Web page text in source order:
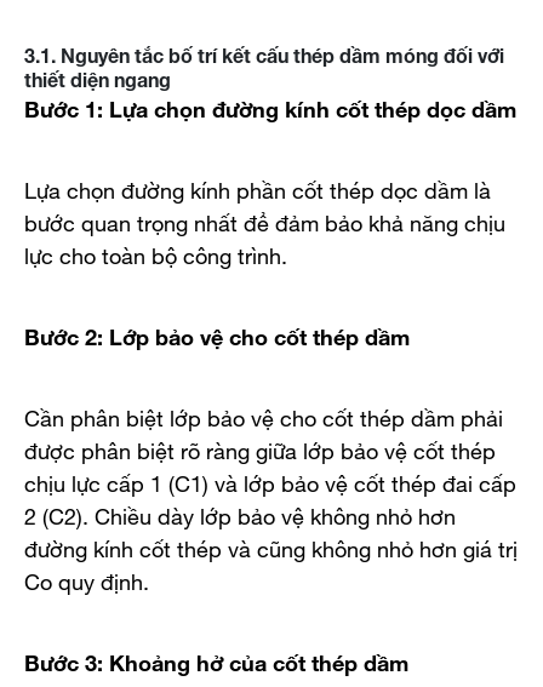
3.1. Nguyên tắc bố trí kết cấu thép dầm móng đối với
thiết diện ngang
Bước 1: Lựa chọn đường kính cốt thép dọc dầm
Lựa chọn đường kính phần cốt thép dọc dầm là
bước quan trọng nhất để đảm bảo khả năng chịu
lực cho toàn bộ công trình.
Bước 2: Lớp bảo vệ cho cốt thép dầm
Cần phân biệt lớp bảo vệ cho cốt thép dầm phải
được phân biệt rõ ràng giữa lớp bảo vệ cốt thép
chịu lực cấp 1 (C1) và lớp bảo vệ cốt thép đai cấp
2 (C2). Chiều dày lớp bảo vệ không nhỏ hơn
đường kính cốt thép và cũng không nhỏ hơn giá trị
Co quy định.
Bước 3: Khoảng hở của cốt thép dầm